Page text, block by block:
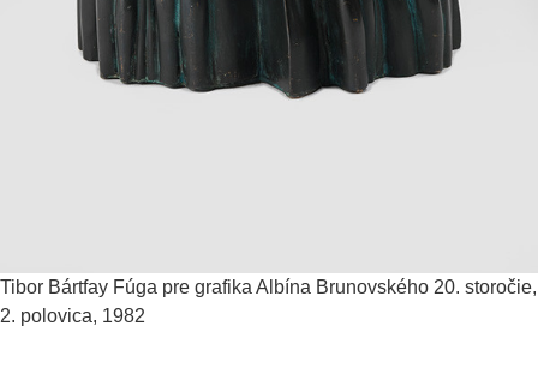
Tibor Bártfay Fúga pre grafika Albína Brunovského 20. storočie,
2. polovica, 1982